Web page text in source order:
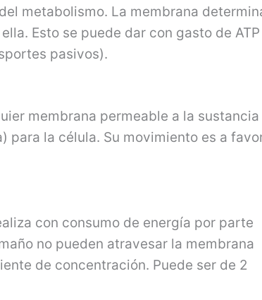
metabo­lismo. La membrana
Esto se puede dar con gasto de ATP
pasivos).
membrana permeable a la sus­tancia
para la célula. Su movimiento es a
con consumo de energía por parte
no pueden atravesar la membrana
de concentración. Puede ser de 2